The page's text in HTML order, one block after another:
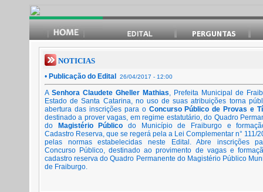
NOTICIAS
• Publicação do Edital 26/04/2017 - 12:00
A Senhora Claudete Gheller Mathias, Prefeita Municipal de
Estado de Santa Catarina, no uso de suas atribuições torna
abertura das inscrições para o Concurso Público de Provas e
destinado a prover vagas, em regime estatutário, do Quadro
do
Magistério Público do Município de Fraiburgo e
Cadastro Reserva, que se regerá pela a Lei Complementar n° 111/
pelas normas estabelecidas neste Edital. Abre inscrições
Concurso Público, destinado ao provimento de vagas e
cadastro reserva do Quadro Permanente do Magistério Público
de Fraiburgo.